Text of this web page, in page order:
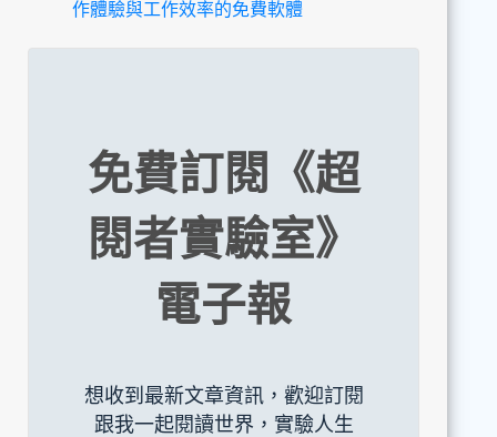
作體驗與工作效率的免費軟體
免費訂閱《超
閱者實驗室》
電子報
想收到最新文章資訊，歡迎訂閱
跟我一起閱讀世界，實驗人生